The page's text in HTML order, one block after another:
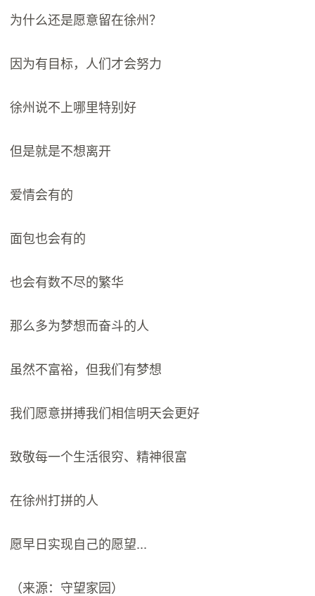
为什么还是愿意留在徐州？
因为有目标，人们才会努力
徐州说不上哪里特别好
但是就是不想离开
爱情会有的
面包也会有的
也会有数不尽的繁华
那么多为梦想而奋斗的人
虽然不富裕，但我们有梦想
我们愿意拼搏我们相信明天会更好
致敬每一个生活很穷、精神很富
在徐州打拼的人
愿早日实现自己的愿望...
（来源：守望家园）